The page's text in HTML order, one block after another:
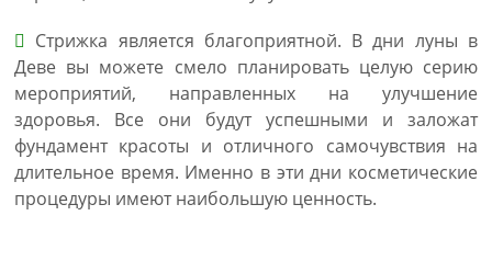
Стрижка является благоприятной. В дни луны в
Деве вы можете смело планировать целую серию
мероприятий, направленных на улучшение
здоровья. Все они будут успешными и заложат
фундамент красоты и отличного самочувствия на
длительное время. Именно в эти дни косметические
процедуры имеют наибольшую ценность.